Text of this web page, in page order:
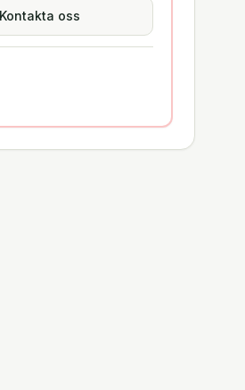
Kontakta oss